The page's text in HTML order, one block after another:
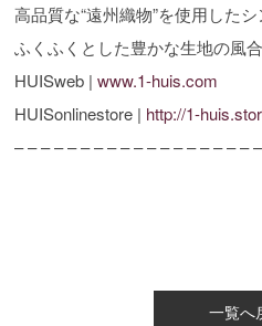
高品質な“遠州織物”を使用したシ
ふくふくとした豊かな生地の風合
HUISweb |www.1-huis.com
HUISonlinestore | http://1-
– – – – – – – – – – – – – – – – – –
一覧へ